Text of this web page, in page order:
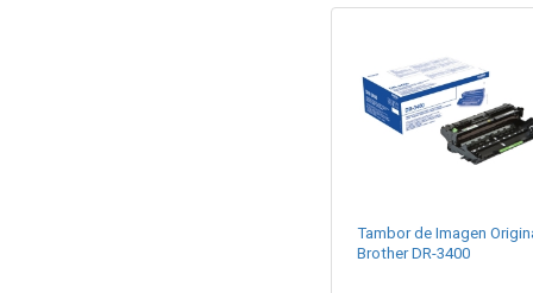
Tambor de Imagen
Brother DR-3400